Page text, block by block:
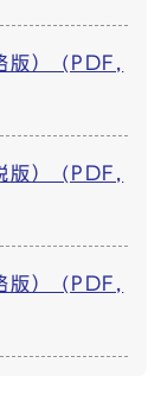
版） (PDF,
版） (PDF,
版） (PDF,